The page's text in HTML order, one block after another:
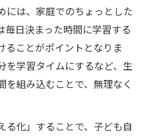
には、家庭でのちょっとした
毎日決まった時間に学習する
ることがポイントとなりま
を学習タイムにするなど、生
を組み込むことで、無理なく
る化」することで、子ども自